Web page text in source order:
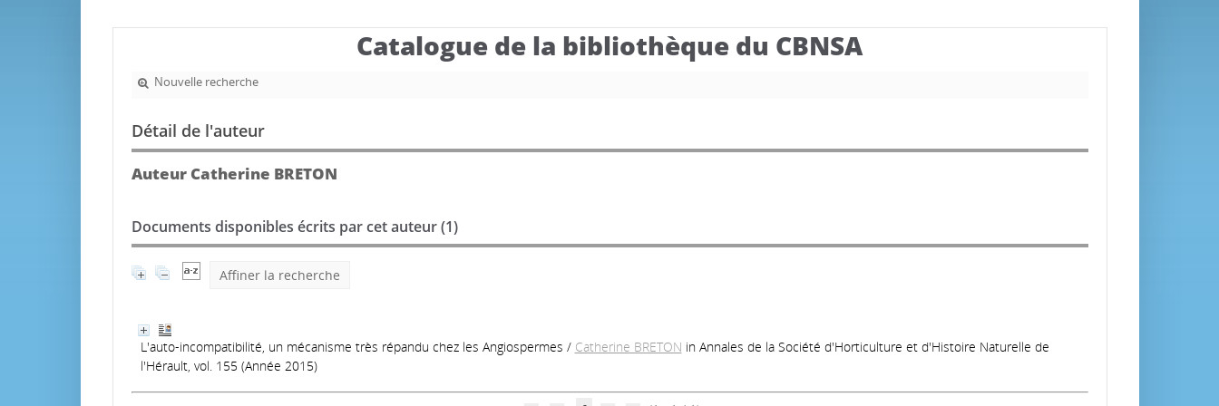
Catalogue de la bibliothèque du CBNSA
Nouvelle recherche
Détail de l'auteur
Auteur Catherine BRETON
Documents disponibles écrits par cet auteur (1)
Affiner la recherche
L'auto-incompatibilité, un mécanisme très répandu chez les Angiospermes / Catherine BRETON in Annales de la Société d'Horticulture et d'Histoire Naturelle de
l'Hérault, vol. 155 (Année 2015)